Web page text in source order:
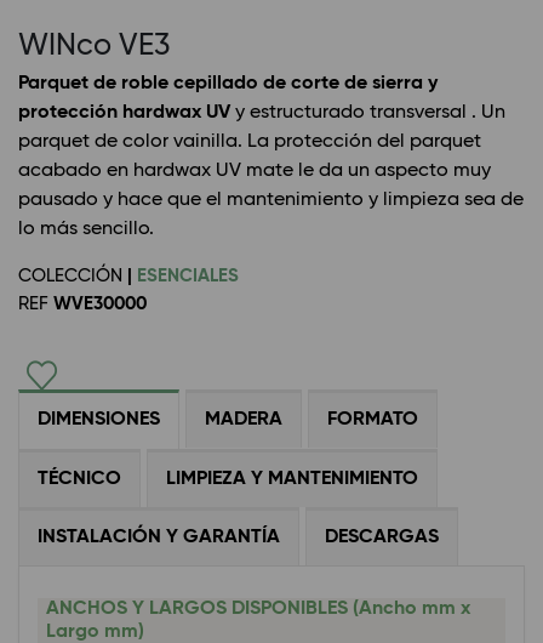
WINco VE3
Parquet de roble cepillado de corte de sierra y
protección hardwax UV y estructurado transversal . Un
parquet de color vainilla. La protección del parquet
acabado en hardwax UV mate le da un aspecto muy
pausado y hace que el mantenimiento y limpieza sea de
lo más sencillo.
COLECCIÓN
ESENCIALES
REF WVE30000
DIMENSIONES MADERA FORMATO
TÉCNICO LIMPIEZA Y MANTENIMIENTO
INSTALACIÓN Y GARANTÍA DESCARGAS
ANCHOS Y LARGOS DISPONIBLES (Ancho mm x
Largo mm)